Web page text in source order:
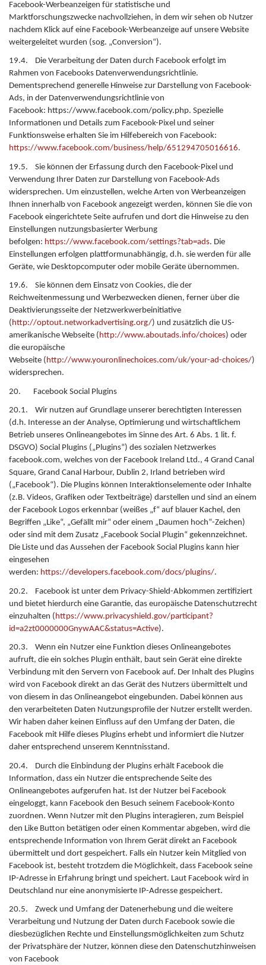
Facebook-Werbeanzeigen für statistische und
Marktforschungszwecke nachvollziehen, in dem wir sehen ob Nutzer
nachdem Klick auf eine Facebook-Werbeanzeige auf unsere Website
weitergeleitet wurden (sog. „Conversion“).
19.4. Die Verarbeitung der Daten durch Facebook erfolgt im
Rahmen von Facebooks Datenverwendungsrichtlinie.
Dementsprechend generelle Hinweise zur Darstellung von Facebook-
Ads, in der Datenverwendungsrichtlinie von
Facebook: https://www.facebook.com/policy.php. Spezielle
Informationen und Details zum Facebook-Pixel und seiner
Funktionsweise erhalten Sie im Hilfebereich von Facebook:
https://www.facebook.com/business/help/651294705016616.
19.5. Sie können der Erfassung durch den Facebook-Pixel und
Verwendung Ihrer Daten zur Darstellung von Facebook-Ads
widersprechen. Um einzustellen, welche Arten von Werbeanzeigen
Ihnen innerhalb von Facebook angezeigt werden, können Sie die von
Facebook eingerichtete Seite aufrufen und dort die Hinweise zu den
Einstellungen nutzungsbasierter Werbung
befolgen: https://www.facebook.com/settings?tab=ads. Die
Einstellungen erfolgen plattformunabhängig, d.h. sie werden für alle
Geräte, wie Desktopcomputer oder mobile Geräte übernommen.
19.6. Sie können dem Einsatz von Cookies, die der
Reichweitenmessung und Werbezwecken dienen, ferner über die
Deaktivierungsseite der Netzwerkwerbeinitiative
(http://optout.networkadvertising.org/) und zusätzlich die US-
amerikanische Webseite (http://www.aboutads.info/choices) oder
die europäische
Webseite (http://www.youronlinechoices.com/uk/your-ad-choices/)
widersprechen.
20. Facebook Social Plugins
20.1. Wir nutzen auf Grundlage unserer berechtigten Interessen
(d.h. Interesse an der Analyse, Optimierung und wirtschaftlichem
Betrieb unseres Onlineangebotes im Sinne des Art. 6 Abs. 1 lit. f.
DSGVO) Social Plugins („Plugins“) des sozialen Netzwerkes
facebook.com, welches von der Facebook Ireland Ltd., 4 Grand Canal
Square, Grand Canal Harbour, Dublin 2, Irland betrieben wird
(„Facebook“). Die Plugins können Interaktionselemente oder Inhalte
(z.B. Videos, Grafiken oder Textbeiträge) darstellen und sind an einem
der Facebook Logos erkennbar (weißes „f“ auf blauer Kachel, den
Begriffen „Like“, „Gefällt mir“ oder einem „Daumen hoch“-Zeichen)
oder sind mit dem Zusatz „Facebook Social Plugin“ gekennzeichnet.
Die Liste und das Aussehen der Facebook Social Plugins kann hier
eingesehen
werden: https://developers.facebook.com/docs/plugins/.
20.2. Facebook ist unter dem Privacy-Shield-Abkommen zertifiziert
und bietet hierdurch eine Garantie, das europäische Datenschutzrecht
einzuhalten ( https://www.privacyshield.gov/participant?
id=a2zt0000000GnywAAC&status=Active).
20.3. Wenn ein Nutzer eine Funktion dieses Onlineangebotes
aufruft, die ein solches Plugin enthält, baut sein Gerät eine direkte
Verbindung mit den Servern von Facebook auf. Der Inhalt des Plugins
wird von Facebook direkt an das Gerät des Nutzers übermittelt und
von diesem in das Onlineangebot eingebunden. Dabei können aus
den verarbeiteten Daten Nutzungsprofile der Nutzer erstellt werden.
Wir haben daher keinen Einfluss auf den Umfang der Daten, die
Facebook mit Hilfe dieses Plugins erhebt und informiert die Nutzer
daher entsprechend unserem Kenntnisstand.
20.4. Durch die Einbindung der Plugins erhält Facebook die
Information, dass ein Nutzer die entsprechende Seite des
Onlineangebotes aufgerufen hat. Ist der Nutzer bei Facebook
eingeloggt, kann Facebook den Besuch seinem Facebook-Konto
zuordnen. Wenn Nutzer mit den Plugins interagieren, zum Beispiel
den Like Button betätigen oder einen Kommentar abgeben, wird die
entsprechende Information von Ihrem Gerät direkt an Facebook
übermittelt und dort gespeichert. Falls ein Nutzer kein Mitglied von
Facebook ist, besteht trotzdem die Möglichkeit, dass Facebook seine
IP-Adresse in Erfahrung bringt und speichert. Laut Facebook wird in
Deutschland nur eine anonymisierte IP-Adresse gespeichert.
20.5. Zweck und Umfang der Datenerhebung und die weitere
Verarbeitung und Nutzung der Daten durch Facebook sowie die
diesbezüglichen Rechte und Einstellungsmöglichkeiten zum Schutz
der Privatsphäre der Nutzer, können diese den Datenschutzhinweisen
von Facebook